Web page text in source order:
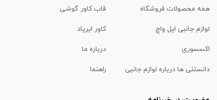
همه محصولات فروشگاه قاب کاور گوشی
لوازم جانبی اپل واچ کاور ایرپاد
اکسسوری درباره ما
دانستنی ها درباره لوازم جانبی راهنما